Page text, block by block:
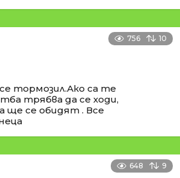
756 10
тормозил.Ако са те
трябва да се ходи,
ще се обидят . Все
648 9